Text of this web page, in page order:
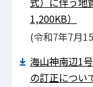
1,200KB）
(令和7年7⽉
海山神南辺1
の訂正につい